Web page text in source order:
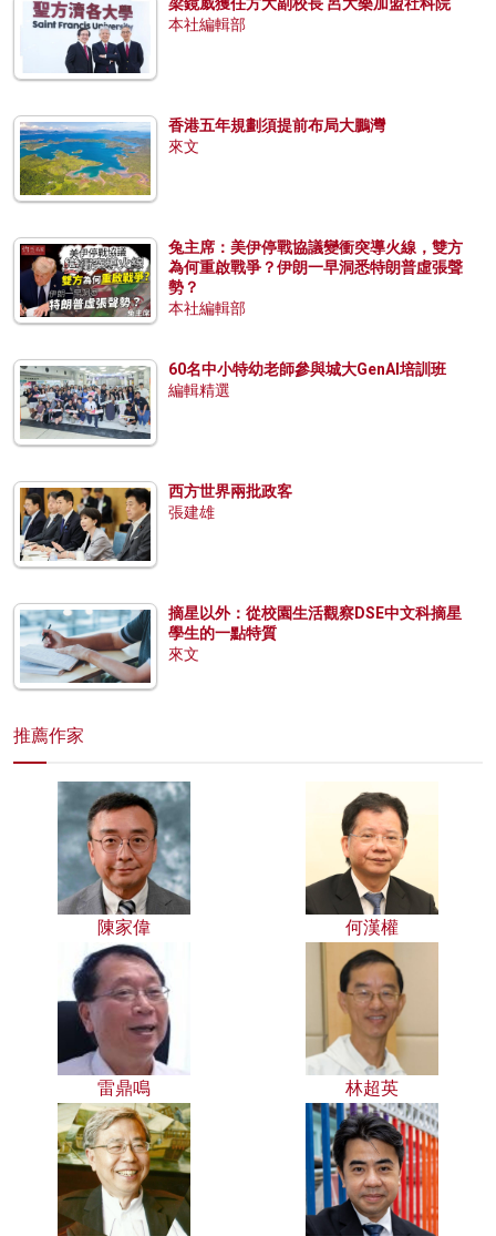
本社編輯部
香港五年規劃須提前布局大鵬灣
來文
兔主席：美伊停戰協議變衝突導火線，雙方
為何重啟戰爭？伊朗一早洞悉特朗普虛張聲
勢？
本社編輯部
60名中小特幼老師參與城大GenAI培訓班
編輯精選
西方世界兩批政客
張建雄
摘星以外：從校園生活觀察DSE中文科摘星
學生的一點特質
來文
推薦作家
陳家偉 何漢權
雷鼎鳴 林超英